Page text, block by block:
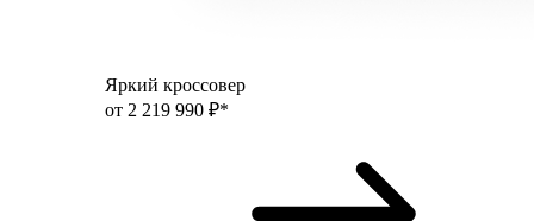
Яркий кроссовер
от 2 219 990 ₽*